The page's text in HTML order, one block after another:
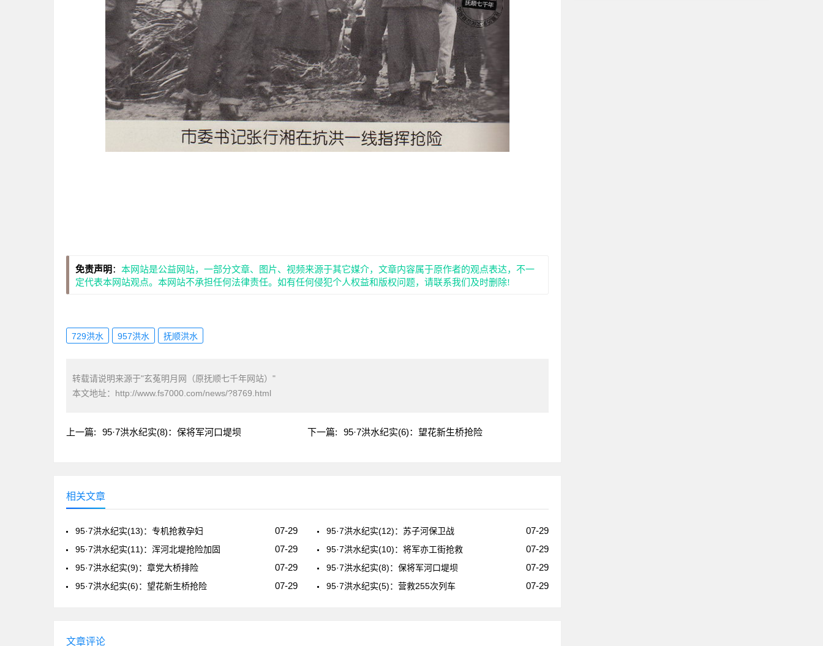
免责声明 ： 本网站是公益网站，一部分文章、图片、视频来源于其它媒介，文章内容属于原作者的观点表达，不一
定代表本网站观点。本网站不承担任何法律责任。如有任何侵犯个人权益和版权问题，请联系我们及时删除!
729洪水 957洪水 抚顺洪水
转载请说明来源于"玄菟明月网（原抚顺七千年网站）"
本文地址： http://www.fs7000.com/news/?8769.html
上一篇: 95·7洪水纪实(8)：保将军河口堤坝 下一篇: 95·7洪水纪实(6)：望花新生桥抢险
相关文章
07-29
95·7洪水纪实(13)：专机抢救孕妇 07-29
95·7洪水纪实(12)：苏子河保卫战
07-29
95·7洪水纪实(11)：浑河北堤抢险加固 07-29
95·7洪水纪实(10)：将军亦工街抢救
07-29
95·7洪水纪实(9)：章党大桥排险 07-29
95·7洪水纪实(8)：保将军河口堤坝
07-29
95·7洪水纪实(6)：望花新生桥抢险 07-29
95·7洪水纪实(5)：营救255次列车
文章评论